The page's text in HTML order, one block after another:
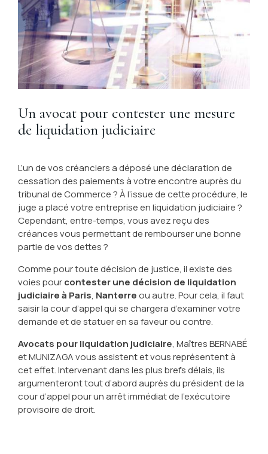
Un avocat pour contester une mesure
de liquidation judiciaire
L’un de vos créanciers a déposé une déclaration de
cessation des paiements à votre encontre auprès du
tribunal de Commerce ? À l’issue de cette procédure, le
juge a placé votre entreprise en liquidation judiciaire ?
Cependant, entre-temps, vous avez reçu des
créances vous permettant de rembourser une bonne
partie de vos dettes ?
Comme pour toute décision de justice, il existe des
voies pourcontester une décision de liquidation
judiciaire à Paris, Nanterre ou autre. Pour cela, il faut
saisir la cour d’appel qui se chargera d’examiner votre
demande et de statuer en sa faveur ou contre.
Avocats pour liquidation judiciaire, Maîtres BERNABÉ
et MUNIZAGA vous assistent et vous représentent à
cet effet. Intervenant dans les plus brefs délais, ils
argumenteront tout d’abord auprès du président de la
cour d’appel pour un arrêt immédiat de l’exécutoire
provisoire de droit.